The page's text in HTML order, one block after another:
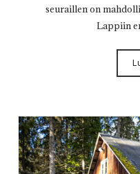
seuraillen on
Lappiin